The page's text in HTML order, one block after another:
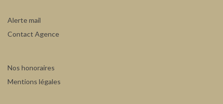
Alerte mail
Contact Agence
Nos honoraires
Mentions légales